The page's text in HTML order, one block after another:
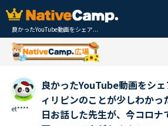
良かったYouTube動画をシェア...
et****
良かったYouTube動画をシェ
ィリピンのことが少しわかっ
日お話した先生が、今コロナ